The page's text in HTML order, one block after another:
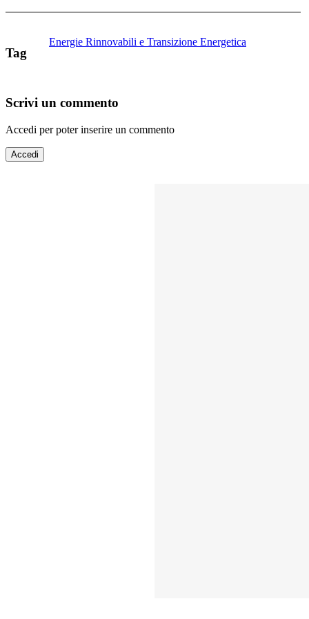
Tag
Energie Rinnovabili e Transizione Energetica
Scrivi un commento
Accedi per poter inserire un commento
Accedi